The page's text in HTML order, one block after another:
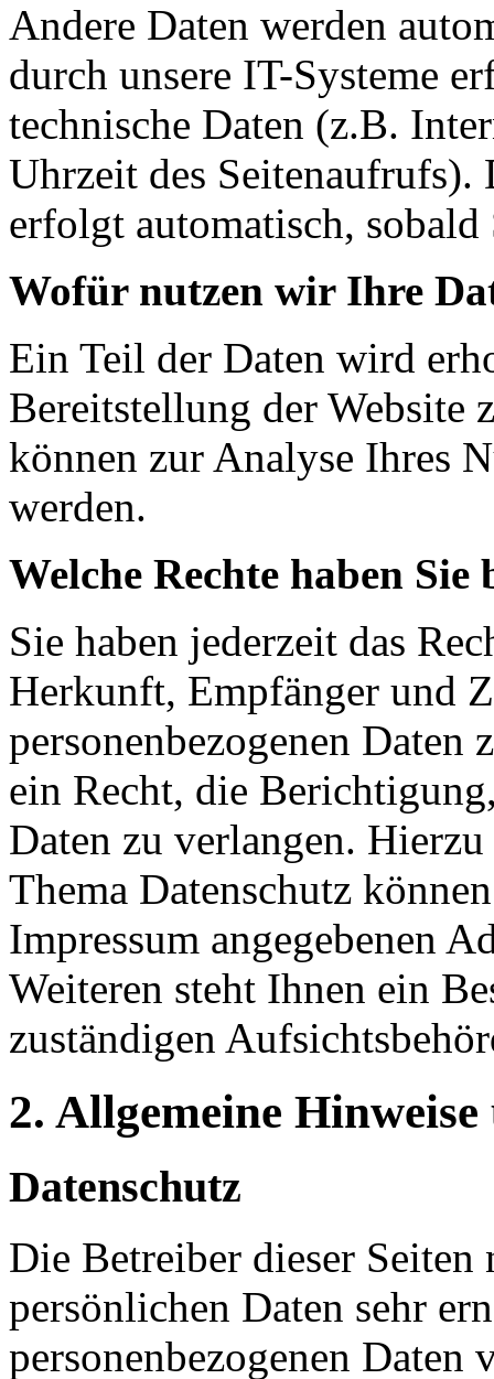
Andere Daten werden
durch unsere IT-Systeme
technische Daten (z.B.
Uhrzeit des Seitenaufrufs).
erfolgt automatisch, sobald
Wofür nutzen wir Ihre
Ein Teil der Daten wird
Bereitstellung der Website
können zur Analyse Ihres
werden.
Welche Rechte haben
Sie haben jederzeit das
Herkunft, Empfänger und
personenbezogenen Daten
ein Recht, die
Daten zu verlangen.
Thema Datenschutz
Impressum angegebenen
Weiteren steht Ihnen ein
zuständigen
2. Allgemeine
Datenschutz
Die Betreiber dieser Seiten
persönlichen Daten sehr
personenbezogenen Daten